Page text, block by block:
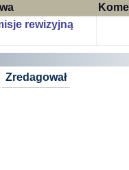
rewizyjną
Zredagował